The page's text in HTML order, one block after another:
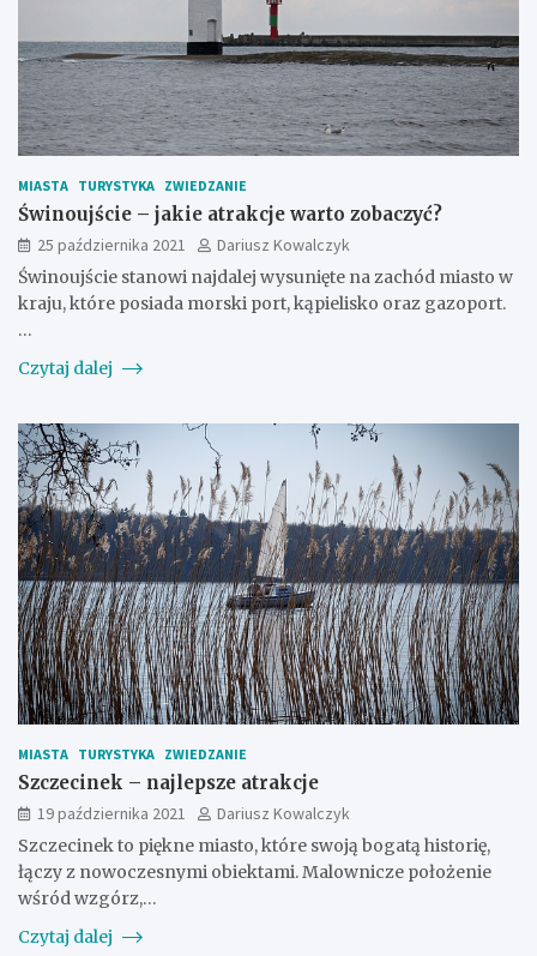
MIASTA TURYSTYKA ZWIEDZANIE
Świnoujście – jakie atrakcje warto zobaczyć?
25 października 2021
Dariusz Kowalczyk
Świnoujście stanowi najdalej wysunięte na zachód miasto w
kraju, które posiada morski port, kąpielisko oraz gazoport.
…
Czytaj dalej
MIASTA TURYSTYKA ZWIEDZANIE
Szczecinek – najlepsze atrakcje
19 października 2021
Dariusz Kowalczyk
Szczecinek to piękne miasto, które swoją bogatą historię,
łączy z nowoczesnymi obiektami. Malownicze położenie
wśród wzgórz,…
Czytaj dalej